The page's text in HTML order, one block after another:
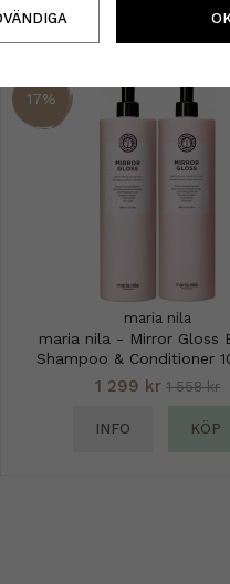
17%
maria nila
maria nila - Mirror Gloss
Shampoo & Conditioner
1 299 kr 1 558 kr
INFO KÖP